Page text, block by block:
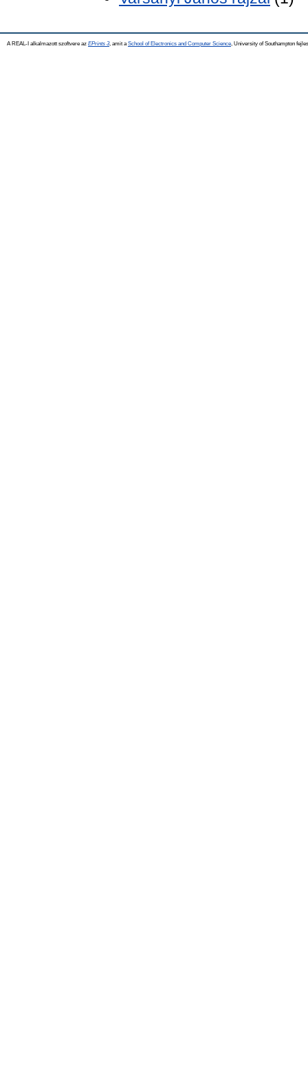
A REAL-I alkalmazott szoftvere az EPrints 3, amit a School of Electronics and Computer Science , University of Southampton